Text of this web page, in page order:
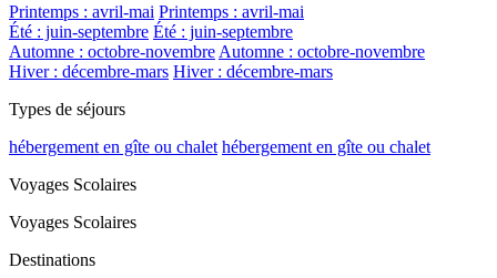
Printemps : avril-mai Printemps : avril-mai
Été : juin-septembre Été : juin-septembre
Automne : octobre-novembre Automne : octobre-novembre
Hiver : décembre-mars Hiver : décembre-mars
Types de séjours
hébergement en gîte ou chalet hébergement en gîte ou chalet
Voyages Scolaires
Voyages Scolaires
Destinations